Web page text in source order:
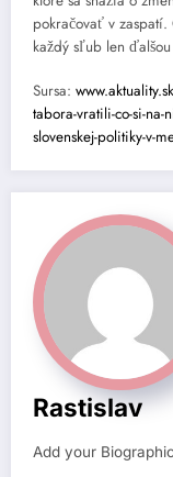
pokračovať v
každý sľub len
Sursa:
tabora-vratili-co-si-
slovenskej-politiky-v-
Rastislav
Add your